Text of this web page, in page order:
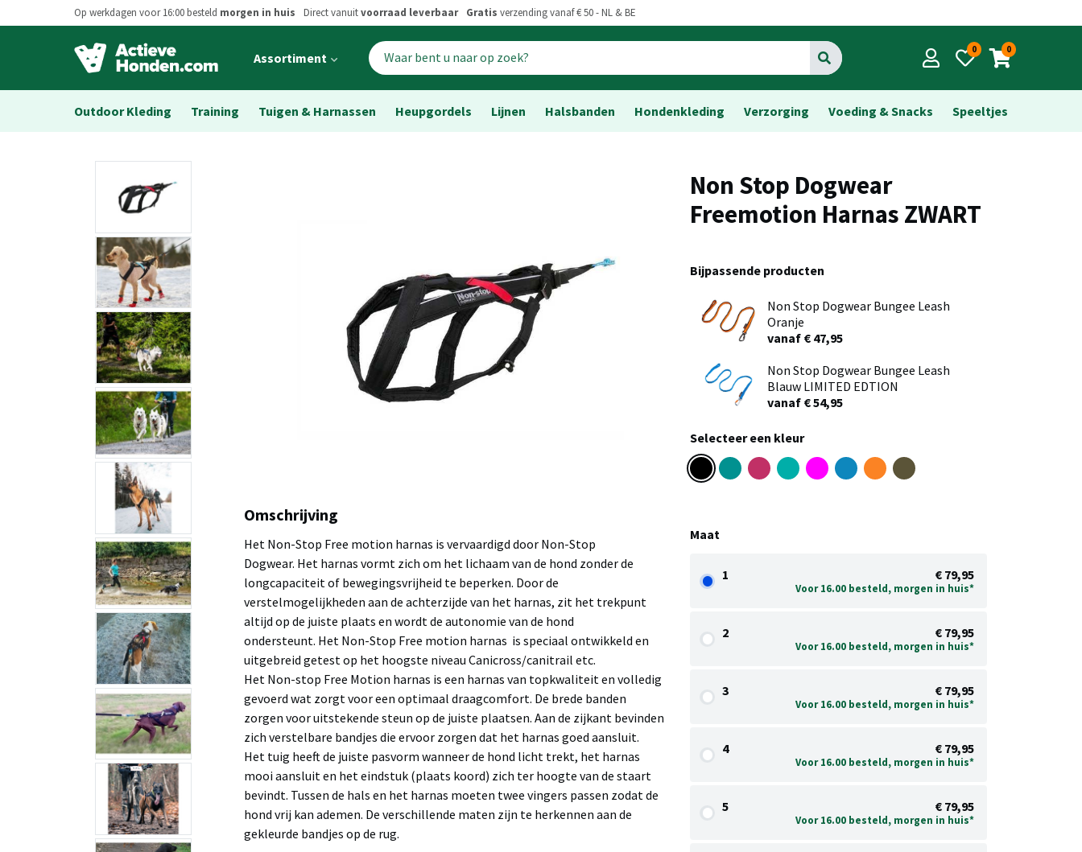
Op werkdagen voor 16:00 besteld morgen in huis Direct vanuitvoorraad leverbaar Gratis verzending vanaf € 50 - NL & BE
Open
menu
Assortiment Go 0 0
Outdoor Kleding Training Tuigen & Harnassen Heupgordels Lijnen Halsbanden Hondenkleding Verzorging Voeding & Snacks Speeltjes
Non Stop Dogwear
Freemotion Harnas ZWART
Bijpassende producten
Non Stop Dogwear Bungee Leash
Oranje
vanaf € 47,95
Non Stop Dogwear Bungee Leash
Blauw LIMITED EDTION
vanaf € 54,95
Selecteer een kleur
Maat
1 € 79,95
Voor 16.00 besteld, morgen in huis*
2 € 79,95
Voor 16.00 besteld, morgen in huis*
3 € 79,95
Voor 16.00 besteld, morgen in huis*
4 € 79,95
Voor 16.00 besteld, morgen in huis*
5 € 79,95
Voor 16.00 besteld, morgen in huis*
Omschrijving
Het Non-Stop Free motion harnas is vervaardigd door Non-Stop
Dogwear. Het harnas vormt zich om het lichaam van de hond zonder de
longcapaciteit of bewegingsvrijheid te beperken. Door de
verstelmogelijkheden aan de achterzijde van het harnas, zit het trekpunt
altijd op de juiste plaats en wordt de autonomie van de hond
ondersteunt. Het Non-Stop Free motion harnas is speciaal ontwikkeld en
uitgebreid getest op het hoogste niveau Canicross/canitrail etc.
Het Non-stop Free Motion harnas is een harnas van topkwaliteit en volledig
gevoerd wat zorgt voor een optimaal draagcomfort. De brede banden
zorgen voor uitstekende steun op de juiste plaatsen. Aan de zijkant bevinden
zich verstelbare bandjes die ervoor zorgen dat het harnas goed aansluit.
Het tuig heeft de juiste pasvorm wanneer de hond licht trekt, het harnas
mooi aansluit en het eindstuk (plaats koord) zich ter hoogte van de staart
bevindt. Tussen de hals en het harnas moeten twee vingers passen zodat de
hond vrij kan ademen. De verschillende maten zijn te herkennen aan de
gekleurde bandjes op de rug.